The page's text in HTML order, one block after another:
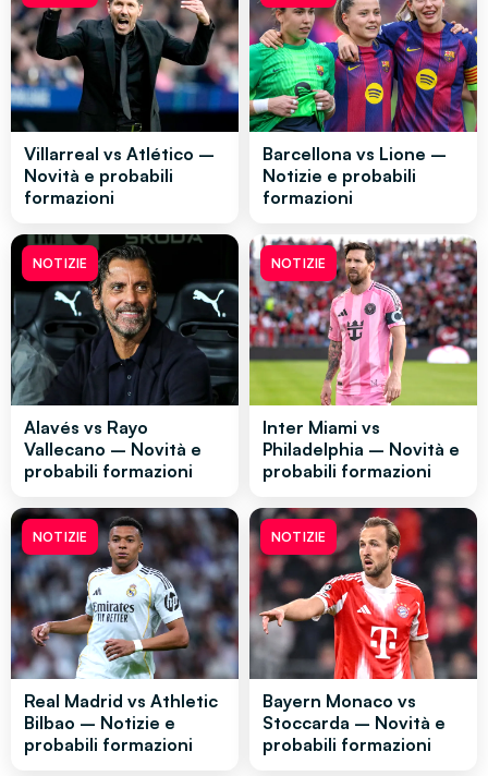
Villarreal vs Atlético –
Novità e probabili
formazioni
Barcellona vs Lione –
Notizie e probabili
formazioni
NOTIZIE
Alavés vs Rayo
Vallecano – Novità e
probabili formazioni
NOTIZIE
Inter Miami vs
Philadelphia – Novità e
probabili formazioni
NOTIZIE
Real Madrid vs Athletic
Bilbao – Notizie e
probabili formazioni
NOTIZIE
Bayern Monaco vs
Stoccarda – Novità e
probabili formazioni